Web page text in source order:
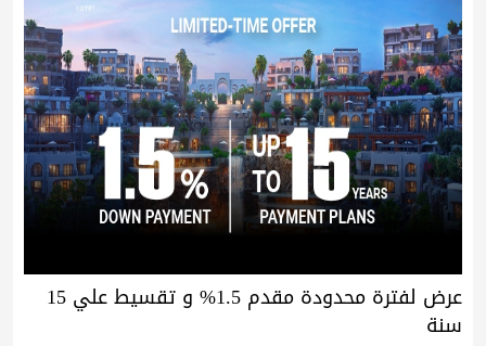
عرض لفترة محدودة مقدم 1.5% و تقسيط علي 15
سنة